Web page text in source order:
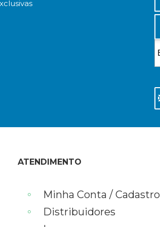
ATENDIMENTO
Minha Conta / Cadastro
Distribuidores